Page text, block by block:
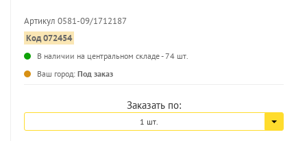
Артикул 0581-09/1712187
Код 072454
В наличии на центральном складе - 74 шт.
Ваш город: Под заказ
Заказать по:
1 шт.